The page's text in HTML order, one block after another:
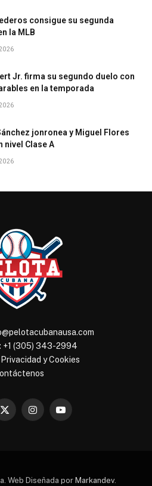
consigue su segunda
la MLB
Jr. firma su segundo duelo con
en la temporada
jonronea y Miguel Flores
nivel Clase A
+1 (305) 343-2994
y Cookies
X
InstagramYouTube
Web Diseñada por Markandev.